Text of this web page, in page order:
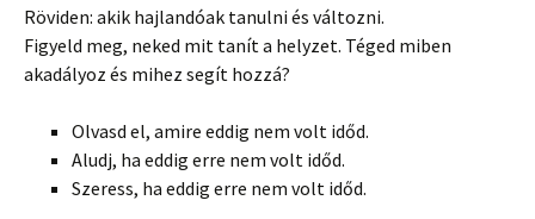
Röviden: akik hajlandóak tanulni és változni.
Figyeld meg, neked mit tanít a helyzet. Téged miben
akadályoz és mihez segít hozzá?
Olvasd el, amire eddig nem volt időd.
Aludj, ha eddig erre nem volt időd.
Szeress, ha eddig erre nem volt időd.